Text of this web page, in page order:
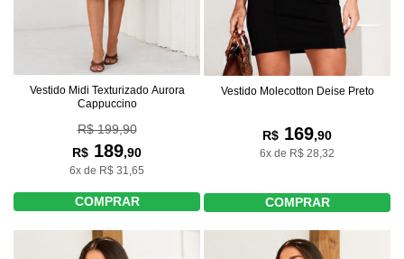
Vestido Midi Texturizado Aurora
Cappuccino
R$ 199,90
R$ 189,90
6x de R$ 31,65
COMPRAR
Vestido Molecotton Deise Preto
R$ 169,90
6x de R$ 28,32
COMPRAR